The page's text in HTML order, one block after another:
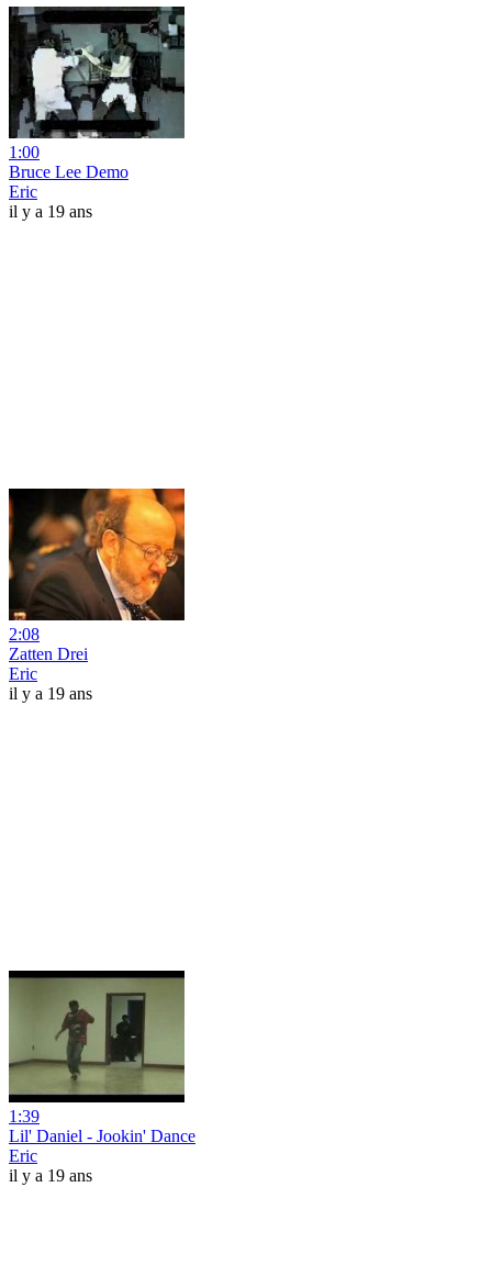
1:00
Bruce Lee Demo
Eric
il y a 19 ans
2:08
Zatten Drei
Eric
il y a 19 ans
1:39
Lil' Daniel - Jookin' Dance
Eric
il y a 19 ans